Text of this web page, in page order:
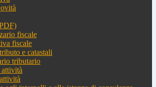
fiscale
fiscale
e catastali
tributario
attività